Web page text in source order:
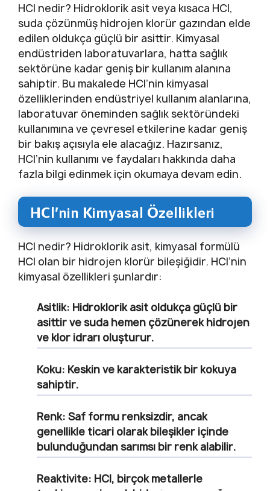
HCl nedir? Hidroklorik asit veya kısaca HCl,
suda çözünmüş hidrojen klorür gazından elde
edilen oldukça güçlü bir asittir. Kimyasal
endüstriden laboratuvarlara, hatta sağlık
sektörüne kadar geniş bir kullanım alanına
sahiptir. Bu makalede HCl’nin kimyasal
özelliklerinden endüstriyel kullanım alanlarına,
laboratuvar öneminden sağlık sektöründeki
kullanımına ve çevresel etkilerine kadar geniş
bir bakış açısıyla ele alacağız. Hazırsanız,
HCl’nin kullanımı ve faydaları hakkında daha
fazla bilgi edinmek için okumaya devam edin.
HCl’nin Kimyasal Özellikleri
HCl nedir? Hidroklorik asit, kimyasal formülü
HCl olan bir hidrojen klorür bileşiğidir. HCl’nin
kimyasal özellikleri şunlardır:
Asitlik: Hidroklorik asit oldukça güçlü bir
asittir ve suda hemen çözünerek hidrojen
ve klor idrarı oluşturur.
Koku: Keskin ve karakteristik bir kokuya
sahiptir.
Renk: Saf formu renksizdir, ancak
genellikle ticari olarak bileşikler içinde
bulunduğundan sarımsı bir renk alabilir.
Reaktivite: HCl, birçok metallerle